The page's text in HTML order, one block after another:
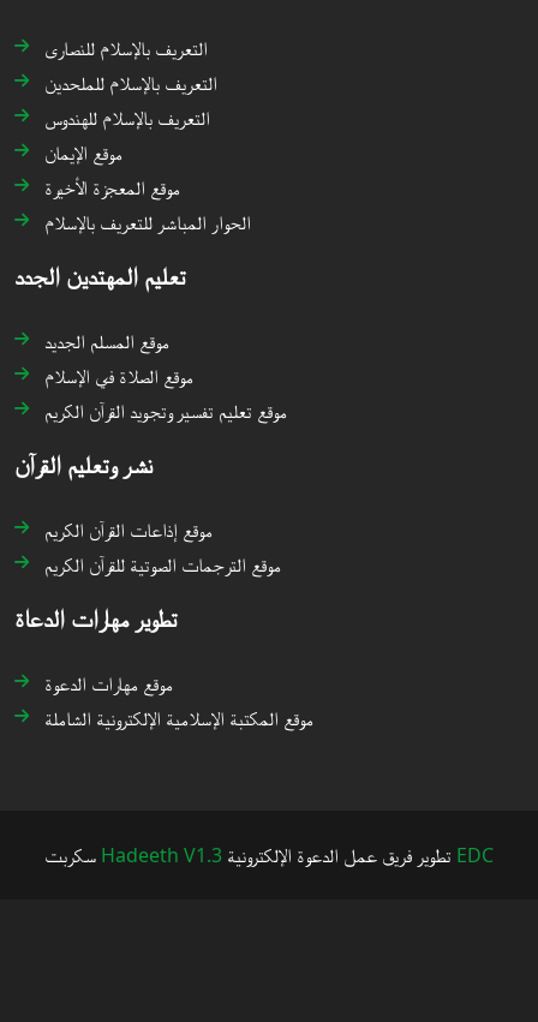
التعريف بالإسلام للنصارى
التعريف بالإسلام للملحدين
التعريف بالإسلام للهندوس
موقع الإيمان
موقع المعجزة الأخيرة
الحوار المباشر للتعريف بالإسلام
تعليم المهتدين الجدد
موقع المسلم الجديد
موقع الصلاة في الإسلام
موقع تعليم تفسير وتجويد القرآن الكريم
نشر وتعليم القرآن
موقع إذاعات القرآن الكريم
موقع الترجمات الصوتية للقرآن الكريم
تطوير مهارات الدعاة
موقع مهارات الدعوة
موقع المكتبة الإسلامية الإلكترونية الشاملة
Hadeeth V1.3 EDC